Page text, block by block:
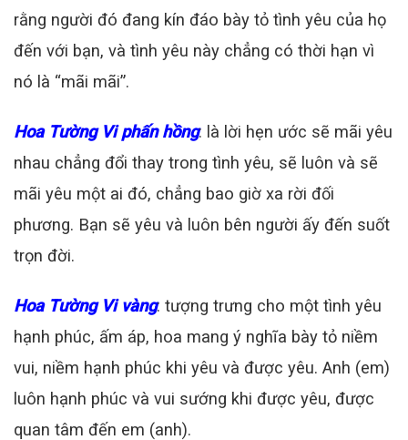
rằng người đó đang kín đáo bày tỏ tình yêu của họ
đến với bạn, và tình yêu này chẳng có thời hạn vì
nó là “mãi mãi”.
Hoa Tường Vi phấn hồng: là lời hẹn ước sẽ mãi yêu
nhau chẳng đổi thay trong tình yêu, sẽ luôn và sẽ
mãi yêu một ai đó, chẳng bao giờ xa rời đối
phương. Bạn sẽ yêu và luôn bên người ấy đến suốt
trọn đời.
Hoa Tường Vi vàng: tượng trưng cho một tình yêu
hạnh phúc, ấm áp, hoa mang ý nghĩa bày tỏ niềm
vui, niềm hạnh phúc khi yêu và được yêu. Anh (em)
luôn hạnh phúc và vui sướng khi được yêu, được
quan tâm đến em (anh).